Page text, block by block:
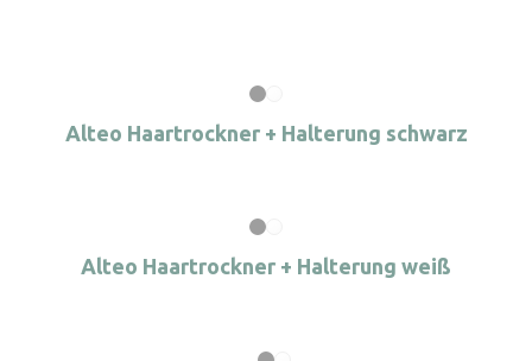
Alteo Haartrockner + Halterung schwarz
Alteo Haartrockner + Halterung weiß